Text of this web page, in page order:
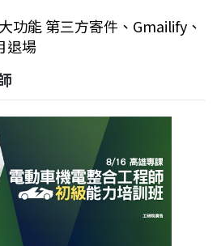
功能 第三方寄件、Gmailify、
退場